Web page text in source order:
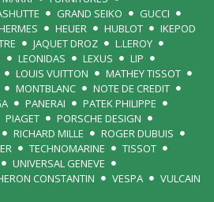
GRAND SEIKO
GUCCI
HEUER HUBLOT
IKEPOD
JAQUET DROZ
L.LEROY
LEONIDAS LEXUS
LIP
LOUIS VUITTON
MATHEY TISSOT
MONTBLANC
NOTE DE CREDIT
PANERAI
PATEK PHILIPPE
PIAGET
PORSCHE DESIGN
RICHARD MILLE
ROGER DUBUIS
TECHNOMARINE
TISSOT
UNIVERSAL GENEVE
CONSTANTIN VESPA
VULCAIN